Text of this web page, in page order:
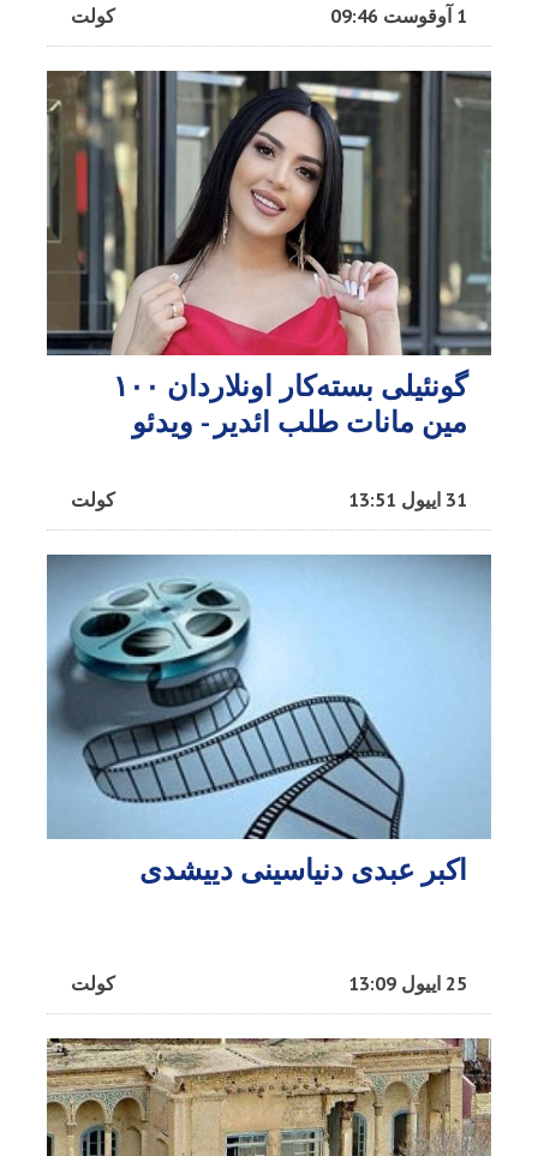
کولت 1 آوقوست 09:46
گونئیلی بسته‌کار اونلاردان ۱۰۰
مین مانات طلب ائدیر - ویدئو
کولت 31 اییول 13:51
اکبر عبدی دنیاسینی دییشدی
کولت 25 اییول 13:09